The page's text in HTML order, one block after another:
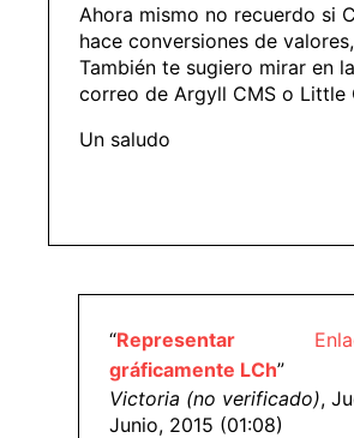
Ahora mismo no recuerdo si
hace conversiones de
También te sugiero mirar en
correo de Argyll CMS o Little
Un saludo
“Representar
gráficamente LCh”
Victoria (no verificado),
Junio, 2015 (01:08)